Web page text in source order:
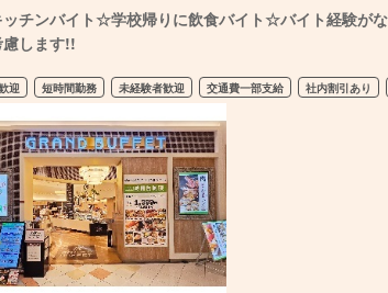
ッチンバイト☆学校帰りに飲食バイト☆バイト経験が
します!!
迎 短時間勤務 未経験者歓迎 交通費一部支給 社内割引あり